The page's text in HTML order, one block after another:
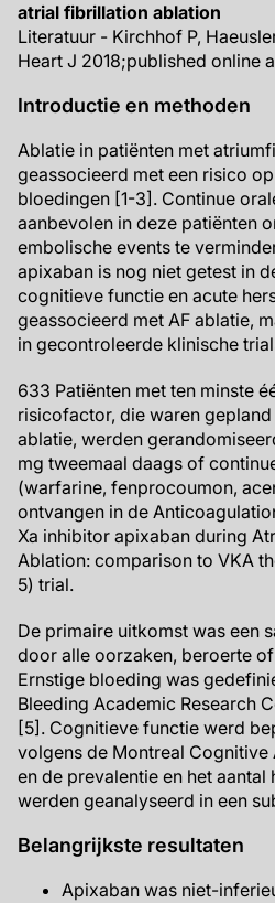
atrial fibrillation ablation
Literatuur - Kirchhof P,
Heart J 2018;published online
Introductie en methoden
Ablatie in patiënten met
geassocieerd met een risico
bloedingen [1-3]. Continue
aanbevolen in deze patiënten
embolische events te
apixaban is nog niet getest in
cognitieve functie en acute
geassocieerd met AF ablatie,
in gecontroleerde klinische
633 Patiënten met ten minste
risicofactor, die waren
ablatie, werden
mg tweemaal daags of
(warfarine, fenprocoumon,
ontvangen in de
Xa inhibitor apixaban during
Ablation: comparison to VKA
5) trial.
De primaire uitkomst was een
door alle oorzaken, beroerte
Ernstige bloeding was
Bleeding Academic Research
[5]. Cognitieve functie werd
volgens de Montreal Cognitive
en de prevalentie en het aantal
werden geanalyseerd in een
Belangrijkste resultaten
Apixaban was niet-